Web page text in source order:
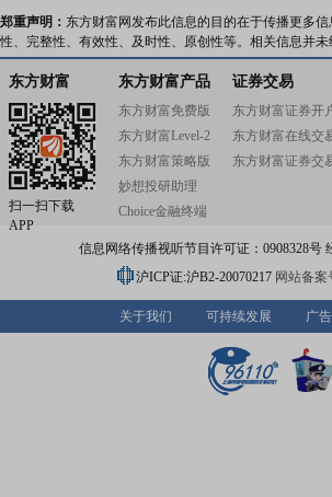
郑重声明： 东方财富网发布此信息的目的在于传播更多
性、完整性、有效性、及时性、原创性等。相关信息并
东方财富
扫一扫下载
APP
东方财富产品
东方财富免费版
东方财富Level-2
东方财富策略版
妙想投研助理
Choice金融终端
证券交易
东方财富证券开
东方财富在线交
东方财富证券交
信息网络传播视听节目许可证：0908328号
沪ICP证:沪B2-20070217 网站备案
关于我们 可持续发展 广